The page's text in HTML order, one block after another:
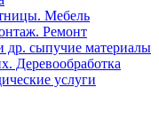
Мебель
Ремонт
др. сыпучие материалы
Деревообработка
услуги